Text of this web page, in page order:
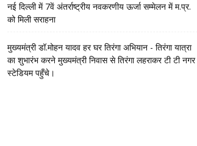
नई दिल्ली में 7वें अंतर्राष्ट्रीय नवकरणीय ऊर्जा सम्मेलन में म.प्र.
को मिली सराहना
मुख्यमंत्री डॉ.मोहन यादव हर घर तिरंगा अभियान - तिरंगा यात्रा
का शुभारंभ करने मुख्यमंत्री निवास से तिरंगा लहराकर टी टी नगर
स्टेडियम पहुँचे।